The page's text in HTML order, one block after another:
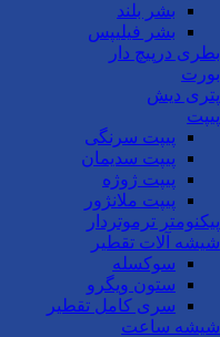
بشر بلند
بشر فیلیپس
بطری درپیچ دار
بورت
پتری دیش
پیپت
پیپت سرنگی
پیپت سدیمان
پیپت ژوژه
پیپت ملانژور
پیکنومتر ترموتردار
شیشه آلات تقطیر
سوکسله
ستون ویگرو
سری کامل تقطیر
شیشه ساعت